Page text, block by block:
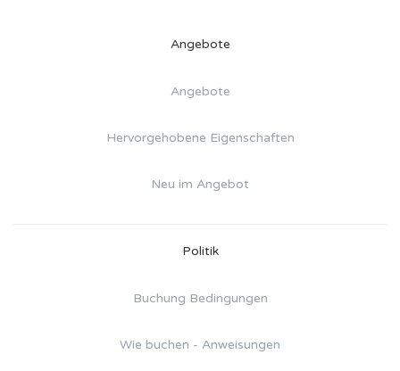
Angebote
Angebote
Hervorgehobene Eigenschaften
Neu im Angebot
Politik
Buchung Bedingungen
Wie buchen - Anweisungen